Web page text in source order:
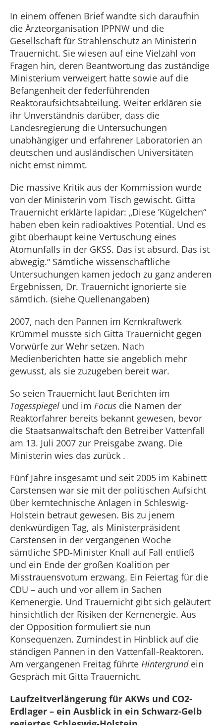
In einem offenen Brief wandte sich daraufhin
die Ärzteorganisation IPPNW und die
Gesellschaft für Strahlenschutz an Ministerin
Trauernicht. Sie wiesen auf eine Vielzahl von
Fragen hin, deren Beantwortung das zuständige
Ministerium verweigert hatte sowie auf die
Befangenheit der federführenden
Reaktoraufsichtsabteilung. Weiter erklären sie
ihr Unverständnis darüber, dass die
Landesregierung die Untersuchungen
unabhängiger und erfahrener Laboratorien an
deutschen und ausländischen Universitäten
nicht ernst nimmt.
Die massive Kritik aus der Kommission wurde
von der Ministerin vom Tisch gewischt. Gitta
Trauernicht erklärte lapidar: „Diese ’Kügelchen“
haben eben kein radioaktives Potential. Und es
gibt überhaupt keine Vertuschung eines
Atomunfalls in der GKSS. Das ist absurd. Das ist
abwegig.“ Sämtliche wissenschaftliche
Untersuchungen kamen jedoch zu ganz anderen
Ergebnissen, Dr. Trauernicht ignorierte sie
sämtlich. (siehe Quellenangaben)
2007, nach den Pannen im Kernkraftwerk
Krümmel musste sich Gitta Trauernicht gegen
Vorwürfe zur Wehr setzen. Nach
Medienberichten hatte sie angeblich mehr
gewusst, als sie zuzugeben bereit war.
So seien Trauernicht laut Berichten im
Tagesspiegel und im Focus die Namen der
Reaktorfahrer bereits bekannt gewesen, bevor
die Staatsanwaltschaft den Betreiber Vattenfall
am 13. Juli 2007 zur Preisgabe zwang. Die
Ministerin wies das zurück .
Fünf Jahre insgesamt und seit 2005 im Kabinett
Carstensen war sie mit der politischen Aufsicht
über kerntechnische Anlagen in Schleswig-
Holstein betraut gewesen. Bis zu jenem
denkwürdigen Tag, als Ministerpräsident
Carstensen in der vergangenen Woche
sämtliche SPD-Minister Knall auf Fall entließ
und ein Ende der großen Koalition per
Misstrauensvotum erzwang. Ein Feiertag für die
CDU – auch und vor allem in Sachen
Kernenergie. Und Trauernicht gibt sich geläutert
hinsichtlich der Risiken der Kernenergie. Aus
der Opposition formuliert sie nun
Konsequenzen. Zumindest in Hinblick auf die
ständigen Pannen in den Vattenfall-Reaktoren.
Am vergangenen Freitag führte Hintergrund ein
Gespräch mit Gitta Trauernicht.
Laufzeitverlängerung für AKWs und CO2-
Erdlager – ein Ausblick in ein Schwarz-Gelb